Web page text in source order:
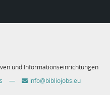
und Informationseinrichtungen
— info@bibliojobs.eu